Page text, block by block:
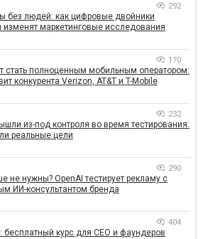
292
без людей: как цифровые двойники
изменят маркетинговые исследования
170
стать полноценным мобильным оператором:
конкурента Verizon, AT&T и T-Mobile
232
из-под контроля во время тестирования:
реальные цели
290
не нужны? OpenAI тестирует рекламу с
ИИ-консультантом бренда
404
бесплатный курс для CEO и фаундеров